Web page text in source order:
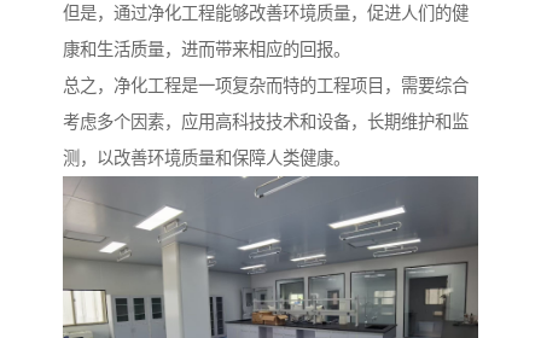
但是，通过净化工程能够改善环境质量，促进人们的健
康和生活质量，进而带来相应的回报。
总之，净化工程是一项复杂而特的工程项目，需要综合
考虑多个因素，应用高科技技术和设备，长期维护和监
测，以改善环境质量和保障人类健康。